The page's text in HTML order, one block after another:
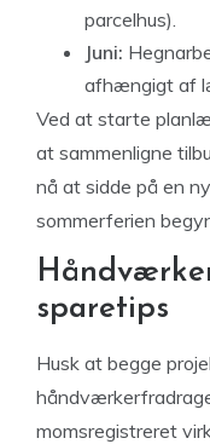
parcelhus).
Juni:
afhængigt af
Ved at starte
at sammenligne
nå at sidde på en
sommerferien
sparetips
Husk at begge
momsregistreret